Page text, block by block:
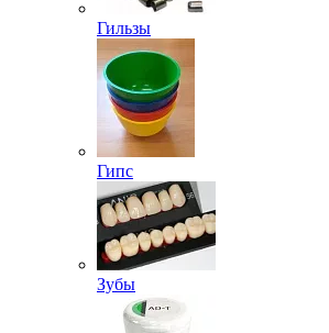
Гильзы
Гипс
Зубы